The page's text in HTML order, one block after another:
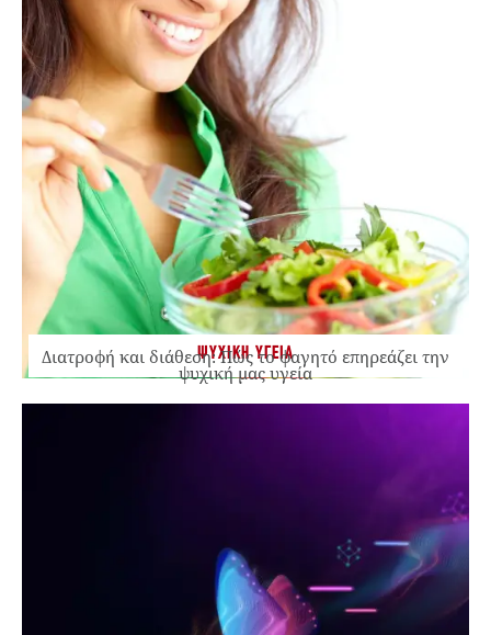
ΨΥΧΙΚΗ ΥΓΕΙΑ
Διατροφή και διάθεση: Πώς το φαγητό επηρεάζει την
ψυχική μας υγεία